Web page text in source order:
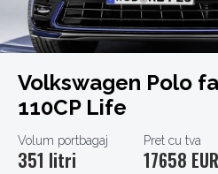
Volkswagen Polo
110CP Life
Volum portbagaj
351 litri
Pret cu tva
17658 EUR